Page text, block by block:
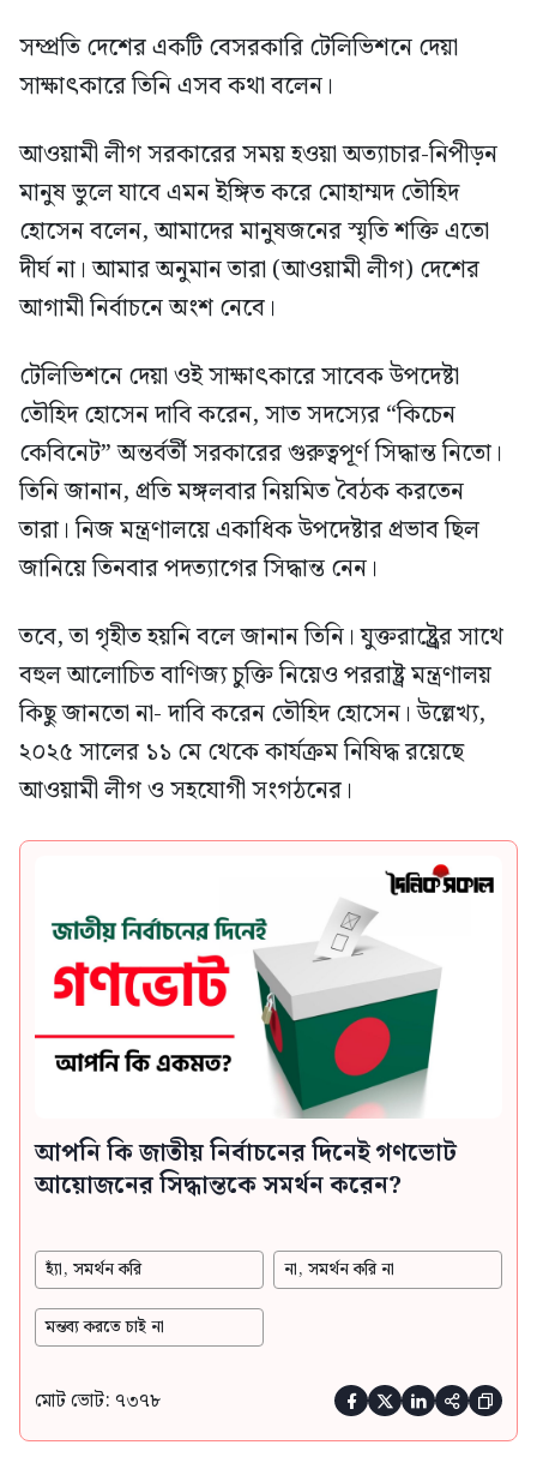
সম্প্রতি দেশের একটি বেসরকারি টেলিভিশনে দেয়া
সাক্ষাৎকারে তিনি এসব কথা বলেন।
আওয়ামী লীগ সরকারের সময় হওয়া অত্যাচার-নিপীড়ন
মানুষ ভুলে যাবে এমন ইঙ্গিত করে মোহাম্মদ তৌহিদ
হোসেন বলেন, আমাদের মানুষজনের স্মৃতি শক্তি এতো
দীর্ঘ না। আমার অনুমান তারা (আওয়ামী লীগ) দেশের
আগামী নির্বাচনে অংশ নেবে।
টেলিভিশনে দেয়া ওই সাক্ষাৎকারে সাবেক উপদেষ্টা
তৌহিদ হোসেন দাবি করেন, সাত সদস্যের “কিচেন
কেবিনেট” অন্তর্বর্তী সরকারের গুরুত্বপূর্ণ সিদ্ধান্ত নিতো।
তিনি জানান, প্রতি মঙ্গলবার নিয়মিত বৈঠক করতেন
তারা। নিজ মন্ত্রণালয়ে একাধিক উপদেষ্টার প্রভাব ছিল
জানিয়ে তিনবার পদত্যাগের সিদ্ধান্ত নেন।
তবে, তা গৃহীত হয়নি বলে জানান তিনি। যুক্তরাষ্ট্র্রের সাথে
বহুল আলোচিত বাণিজ্য চুক্তি নিয়েও পররাষ্ট্র মন্ত্রণালয়
কিছু জানতো না- দাবি করেন তৌহিদ হোসেন। উল্লেখ্য,
২০২৫ সালের ১১ মে থেকে কার্যক্রম নিষিদ্ধ রয়েছে
আওয়ামী লীগ ও সহযোগী সংগঠনের।
আপনি কি জাতীয় নির্বাচনের দিনেই গণভোট
আয়োজনের সিদ্ধান্তকে সমর্থন করেন?
হ্যাঁ, সমর্থন করি না, সমর্থন করি না
মন্তব্য করতে চাই না
মোট ভোট: ৭৩৭৮     